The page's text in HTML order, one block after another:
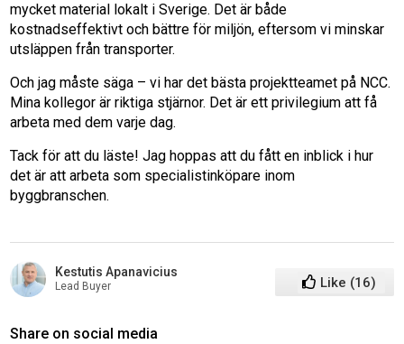
mycket material lokalt i Sverige. Det är både
kostnadseffektivt och bättre för miljön, eftersom vi minskar
utsläppen från transporter.
Och jag måste säga – vi har det bästa projektteamet på NCC.
Mina kollegor är riktiga stjärnor. Det är ett privilegium att få
arbeta med dem varje dag.
Tack för att du läste! Jag hoppas att du fått en inblick i hur
det är att arbeta som specialistinköpare inom
byggbranschen.
Kestutis Apanavicius
Lead Buyer Like (16)
Share on social media